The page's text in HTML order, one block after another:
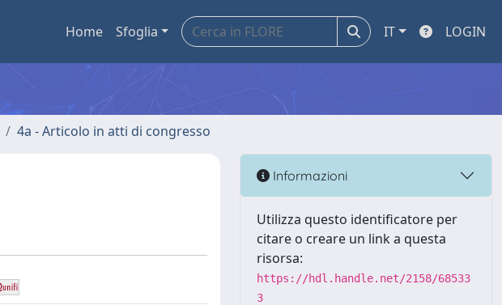
Home Sfoglia IT LOGIN
4a - Articolo in atti di congresso
Informazioni
Utilizza questo identificatore per
citare o creare un link a questa
risorsa:
https://hdl.handle.net/2158/68533
3